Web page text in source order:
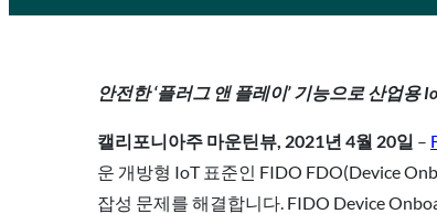
안전한 ‘플러그 앤 플레이’ 기능으로 산업용
캘리포니아주 마운틴뷰, 2021년 4월 20일 –
운 개방형 IoT 표준인 FIDO FDO(Device
잡성 문제를 해결합니다. FIDO Device